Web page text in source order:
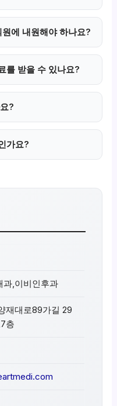
에 내원해야 하나요?
를 받을 수 있나요?
?
가요?
과,이비인후과
재대로89가길 29
층